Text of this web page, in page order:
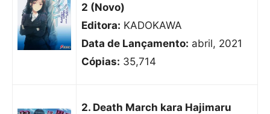
2 (Novo)
Editora: KADOKAWA
Data de Lançamento: abril, 2021
Cópias: 35,714
2. Death March kara Hajimaru